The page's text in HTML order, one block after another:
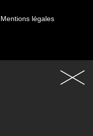
Mentions légales